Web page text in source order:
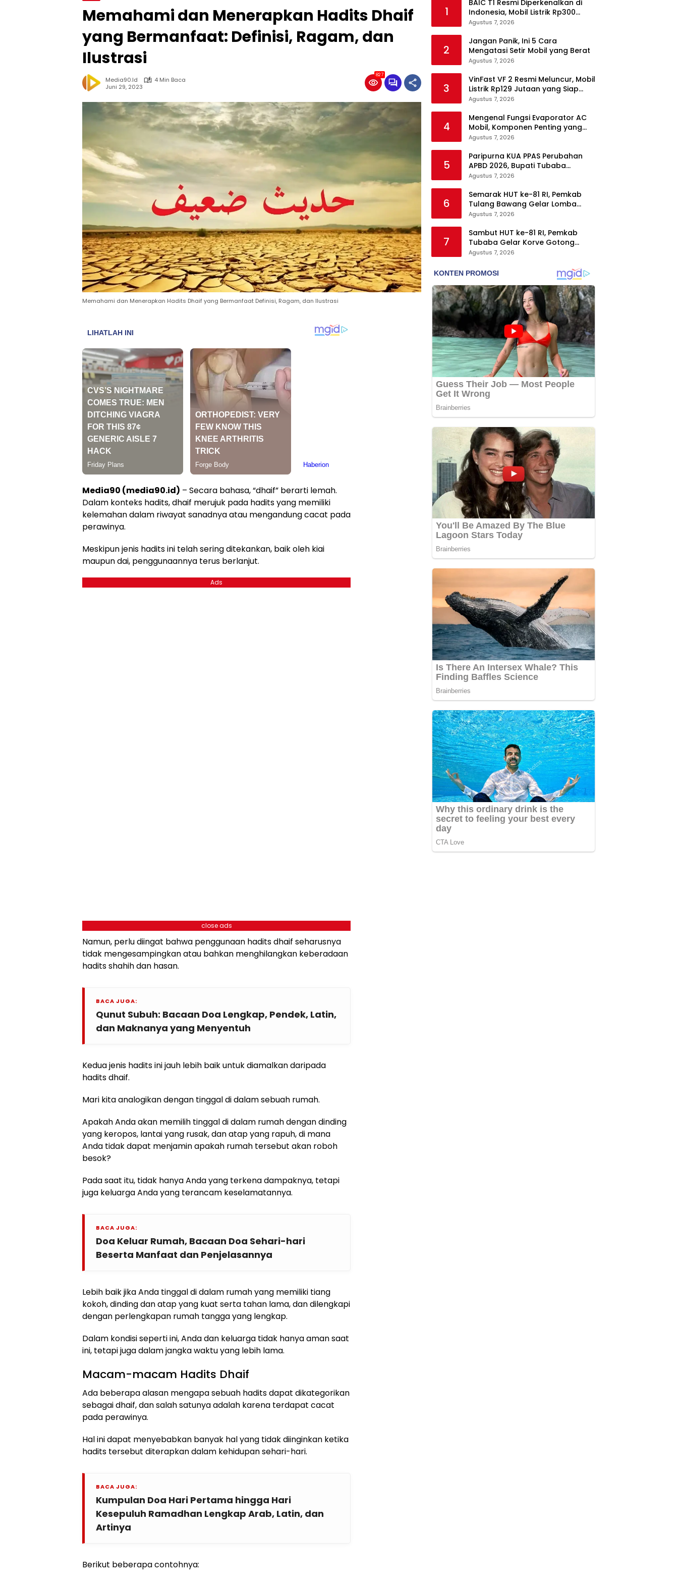
Memahami dan Menerapkan Hadits Dhaif
yang Bermanfaat: Definisi, Ragam, dan
Ilustrasi
Media90.id
4 Min Baca
Juni 29, 2023
827
Memahami dan Menerapkan Hadits Dhaif yang Bermanfaat Definisi, Ragam, dan Ilustrasi
Media90 (media90.id) – Secara bahasa, “dhaif” berarti lemah.
Dalam konteks hadits, dhaif merujuk pada hadits yang memiliki
kelemahan dalam riwayat sanadnya atau mengandung cacat pada
perawinya.
Meskipun jenis hadits ini telah sering ditekankan, baik oleh kiai
maupun dai, penggunaannya terus berlanjut.
Ads
close ads
Namun, perlu diingat bahwa penggunaan hadits dhaif seharusnya
tidak mengesampingkan atau bahkan menghilangkan keberadaan
hadits shahih dan hasan.
BACA JUGA:
Qunut Subuh: Bacaan Doa Lengkap, Pendek, Latin,
dan Maknanya yang Menyentuh
Kedua jenis hadits ini jauh lebih baik untuk diamalkan daripada
hadits dhaif.
Mari kita analogikan dengan tinggal di dalam sebuah rumah.
Apakah Anda akan memilih tinggal di dalam rumah dengan dinding
yang keropos, lantai yang rusak, dan atap yang rapuh, di mana
Anda tidak dapat menjamin apakah rumah tersebut akan roboh
besok?
Pada saat itu, tidak hanya Anda yang terkena dampaknya, tetapi
juga keluarga Anda yang terancam keselamatannya.
BACA JUGA:
Doa Keluar Rumah, Bacaan Doa Sehari-hari
Beserta Manfaat dan Penjelasannya
Lebih baik jika Anda tinggal di dalam rumah yang memiliki tiang
kokoh, dinding dan atap yang kuat serta tahan lama, dan dilengkapi
dengan perlengkapan rumah tangga yang lengkap.
Dalam kondisi seperti ini, Anda dan keluarga tidak hanya aman saat
ini, tetapi juga dalam jangka waktu yang lebih lama.
Macam-macam Hadits Dhaif
Ada beberapa alasan mengapa sebuah hadits dapat dikategorikan
sebagai dhaif, dan salah satunya adalah karena terdapat cacat
pada perawinya.
Hal ini dapat menyebabkan banyak hal yang tidak diinginkan ketika
hadits tersebut diterapkan dalam kehidupan sehari-hari.
BACA JUGA:
Kumpulan Doa Hari Pertama hingga Hari
Kesepuluh Ramadhan Lengkap Arab, Latin, dan
Artinya
Berikut beberapa contohnya:
1
BAIC T1 Resmi Diperkenalkan di
Indonesia, Mobil Listrik Rp300
Jutaan Siap Ramaikan Pasar EV
Agustus 7, 2026
2
Jangan Panik, Ini 5 Cara
Mengatasi Setir Mobil yang Berat
Agustus 7, 2026
3
VinFast VF 2 Resmi Meluncur, Mobil
Listrik Rp129 Jutaan yang Siap
Jadi Alternatif Pengganti Motor
Agustus 7, 2026
4
Mengenal Fungsi Evaporator AC
Mobil, Komponen Penting yang
Sering Terlupakan
Agustus 7, 2026
5
Paripurna KUA PPAS Perubahan
APBD 2026, Bupati Tubaba
Targetkan Pendapatan Daerah
Agustus 7, 2026
6
Semarak HUT ke-81 RI, Pemkab
Tulang Bawang Gelar Lomba
Senam Udang Manis
Agustus 7, 2026
7
Sambut HUT ke-81 RI, Pemkab
Tubaba Gelar Korve Gotong
Royong dan Bersih-Bersih
Agustus 7, 2026